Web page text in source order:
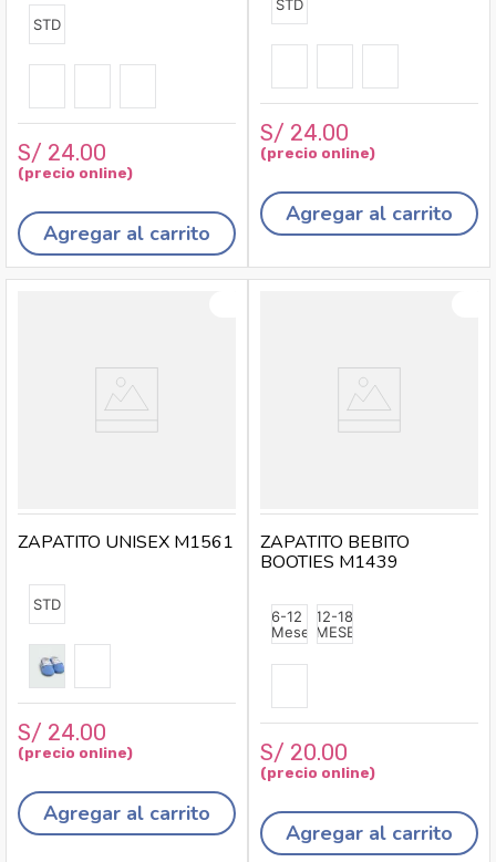
STD
S/ 24.00
Agregar al carrito
STD
S/ 24.00
Agregar al carrito
STD
ZAPATITO UNISEX M1561
S/ 24.00
Agregar al carrito
6-12
Meses
12-18
MESES
ZAPATITO BEBITO
BOOTIES M1439
S/ 20.00
Agregar al carrito